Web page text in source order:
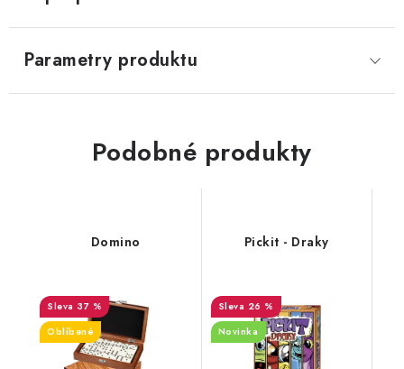
Parametry produktu
Podobné produkty
Domino
37 %
Oblíbené
Pickit - Draky
26 %
Novinka